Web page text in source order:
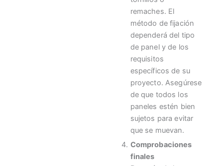
remaches. El
método de fijación
dependerá del tipo
de panel y de los
requisitos
específicos de su
proyecto. Asegúrese
de que todos los
paneles estén bien
sujetos para evitar
que se muevan.
Comprobaciones
finales